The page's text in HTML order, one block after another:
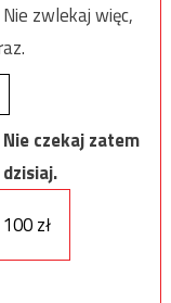
zwlekaj więc,
czekaj zatem
100 zł